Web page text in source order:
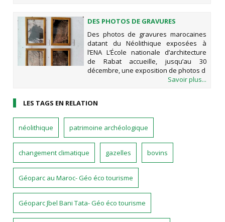
DES PHOTOS DE GRAVURES
MAROCAINES DATANT DU
NÉOLITHIQUE EXPOSÉES À L’ENA
Des photos de gravures marocaines
datant du Néolithique exposées à
l’ENA L’École nationale d’architecture
de Rabat accueille, jusqu’au 30
décembre, une exposition de photos d
Savoir plus...
LES TAGS EN RELATION
néolithique patrimoine archéologique
changement climatique gazelles bovins
Géoparc au Maroc- Géo éco tourisme
Géoparc Jbel Bani Tata- Géo éco tourisme